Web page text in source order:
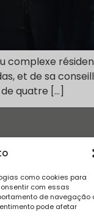
como cookies para
com essas
de navegação
pode afetar
complexe
et de sa
quatre […]